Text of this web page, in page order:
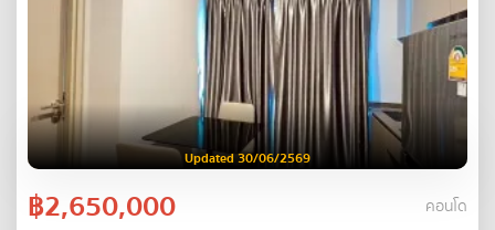
Updated 30/06/2569
฿2,650,000 คอนโด